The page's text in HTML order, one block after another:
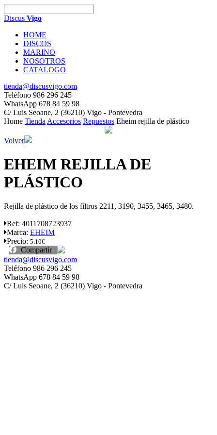
Discus Vigo
HOME
DISCOS
MARINO
NOSOTROS
CATALOGO
tienda@discusvigo.com
Teléfono 986 296 245
WhatsApp 678 84 59 98
C/ Luis Seoane, 2 (36210) Vigo - Pontevedra
Home Tienda Accesorios Repuestos Eheim rejilla de plástico
Volver
EHEIM REJILLA DE
PLÁSTICO
Rejilla de plástico de los filtros 2211, 3190, 3455, 3465, 3480.
Ref: 4011708723937
Marca: EHEIM
Precio: 5.10€
Compartir
tienda@discusvigo.com
Teléfono 986 296 245
WhatsApp 678 84 59 98
C/ Luis Seoane, 2 (36210) Vigo - Pontevedra